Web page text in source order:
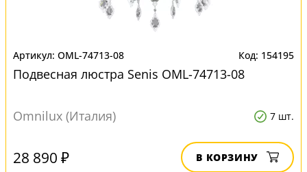
OML-74713-08 154195
Подвесная люстра Senis OML-74713-08
Omnilux (Италия) 7 шт.
28 890 ₽ В КОРЗИНУ